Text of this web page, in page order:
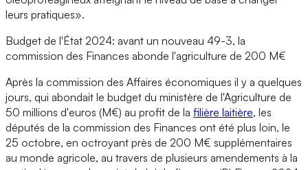
leurs pratiques».
Budget de l'État 2024: avant un nouveau 49-3, la
commission des Finances abonde l'agriculture de 200 M€
Après la commission des Affaires économiques il y a quelques
jours, qui abondait le budget du ministère de l'Agriculture de
50 millions d'euros (M€) au profit de la filière laitière, les
députés de la commission des Finances ont été plus loin, le
25 octobre, en octroyant près de 200 M€ supplémentaires
au monde agricole, au travers de plusieurs amendements à la